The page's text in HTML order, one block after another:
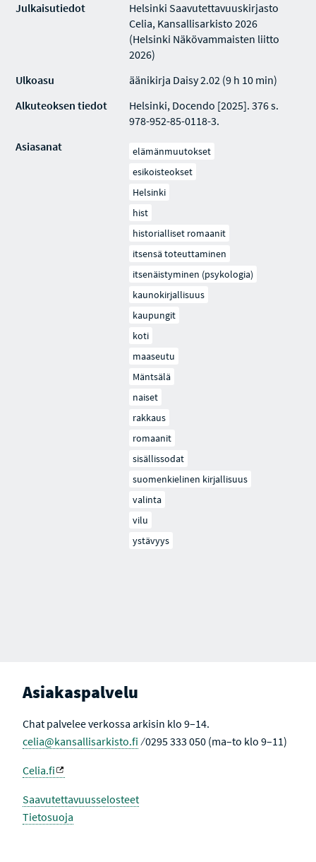
Julkaisutiedot
Helsinki Saavutettavuuskirjasto
Celia, Kansallisarkisto 2026
(Helsinki Näkövammaisten liitto
2026)
Ulkoasu
äänikirja Daisy 2.02 (9 h 10 min)
Alkuteoksen tiedot
Helsinki, Docendo [2025]. 376 s.
978-952-85-0118-3.
Asiasanat
elämänmuutokset
esikoisteokset
Helsinki
hist
historialliset romaanit
itsensä toteuttaminen
itsenäistyminen (psykologia)
kaunokirjallisuus
kaupungit
koti
maaseutu
Mäntsälä
naiset
rakkaus
romaanit
sisällissodat
suomenkielinen kirjallisuus
valinta
vilu
ystävyys
Asiakaspalvelu
Chat palvelee verkossa arkisin klo 9–14.
celia@kansallisarkisto.fi ⁄ 0295 333 050 (ma–to klo 9–11)
Celia.fi
Saavutettavuusselosteet
Tietosuoja